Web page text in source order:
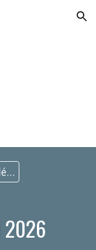
Skip to navigation
Retour Photos Vidéos
2026